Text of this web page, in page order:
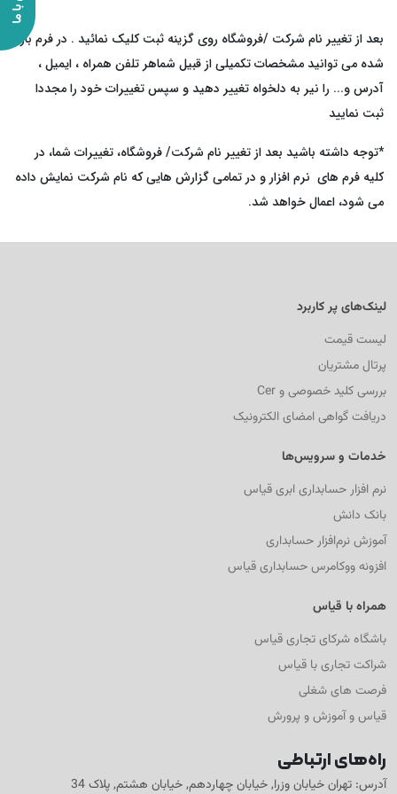
بعد از تغییر نام شرکت /فروشگاه روی گزینه ثبت کلیک نمائید . در فرم باز
شده می توانید مشخصات تکمیلی از قبیل شماهر تلفن همراه ، ایمیل ،
آدرس و... را نیر به دلخواه تغییر دهید و سپس تغییرات خود را مجددا
ثبت نمایید
*توجه داشته باشید بعد از تغییر نام شرکت/ فروشگاه، تغییرات شما، در
کلیه فرم های نرم افزار و در تمامی گزارش هایی که نام شرکت نمایش داده
می شود، اعمال خواهد شد.
لینک‌های پر کاربرد
لیست قیمت
پرتال مشتریان
بررسی کلید خصوصی و Cer
دریافت گواهی امضای الکترونیک
خدمات و سرویس‌ها
نرم افزار حسابداری ابری قیاس
بانک دانش
آموزش نرم‌افزار حسابداری
افزونه ووکامرس حسابداری قیاس
همراه با قیاس
باشگاه شرکای تجاری قیاس
شراکت تجاری با قیاس
فرصت های شغلی
قیاس و آموزش و پرورش
راه‌های ارتباطی
آدرس: تهران خیابان وزرا, خیابان چهاردهم, خیابان هشتم, پلاک 34